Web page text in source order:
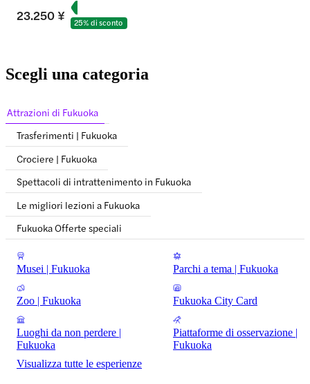
23.250 ¥ 25% di sconto
Scegli una categoria
Attrazioni di Fukuoka
Trasferimenti | Fukuoka
Crociere | Fukuoka
Spettacoli di intrattenimento in Fukuoka
Le migliori lezioni a Fukuoka
Fukuoka Offerte speciali
Musei | Fukuoka Parchi a tema | Fukuoka
Zoo | Fukuoka Fukuoka City Card
Luoghi da non perdere |
Fukuoka
Piattaforme di osservazione |
Fukuoka
Visualizza tutte le esperienze